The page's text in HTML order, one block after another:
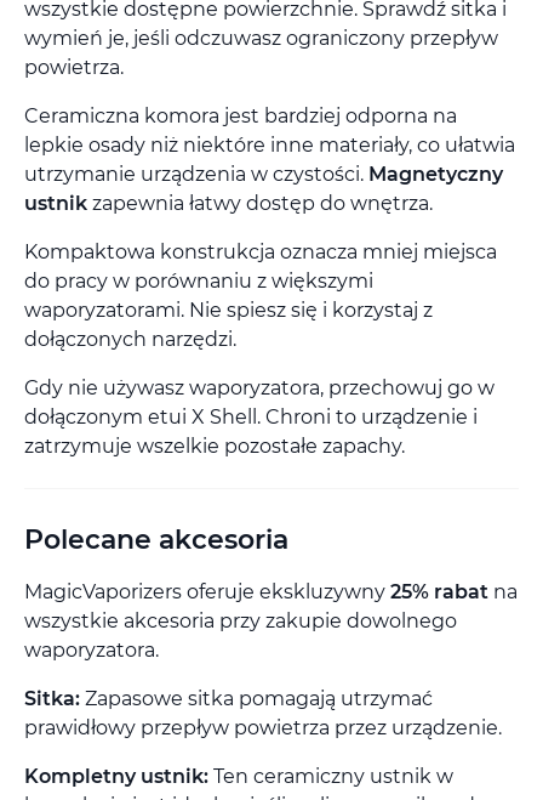
wszystkie dostępne powierzchnie. Sprawdź sitka i
wymień je, jeśli odczuwasz ograniczony przepływ
powietrza.
Ceramiczna komora jest bardziej odporna na
lepkie osady niż niektóre inne materiały, co ułatwia
utrzymanie urządzenia w czystości. Magnetyczny
ustnik zapewnia łatwy dostęp do wnętrza.
Kompaktowa konstrukcja oznacza mniej miejsca
do pracy w porównaniu z większymi
waporyzatorami. Nie spiesz się i korzystaj z
dołączonych narzędzi.
Gdy nie używasz waporyzatora, przechowuj go w
dołączonym etui X Shell. Chroni to urządzenie i
zatrzymuje wszelkie pozostałe zapachy.
Polecane akcesoria
MagicVaporizers oferuje ekskluzywny 25% rabat na
wszystkie akcesoria przy zakupie dowolnego
waporyzatora.
Sitka: Zapasowe sitka pomagają utrzymać
prawidłowy przepływ powietrza przez urządzenie.
Kompletny ustnik: Ten ceramiczny ustnik w